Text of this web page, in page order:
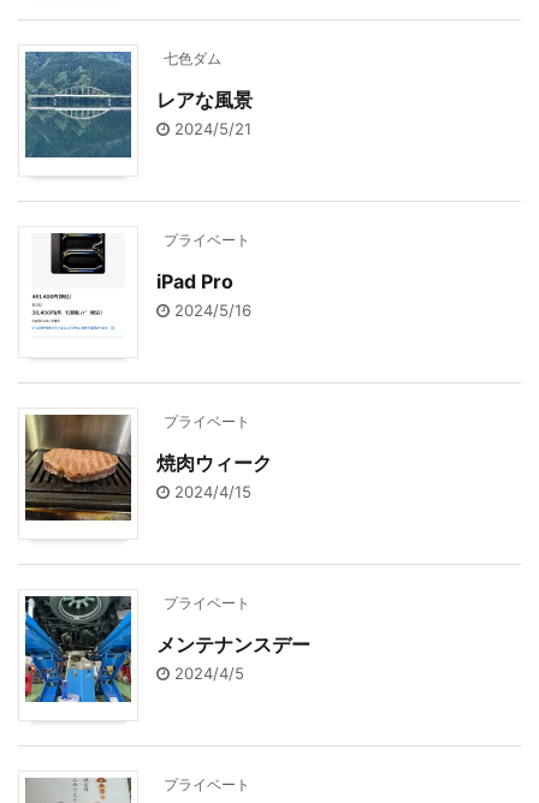
七色ダム
レアな風景
2024/5/21
プライベート
iPad Pro
2024/5/16
プライベート
焼肉ウィーク
2024/4/15
プライベート
メンテナンスデー
2024/4/5
プライベート